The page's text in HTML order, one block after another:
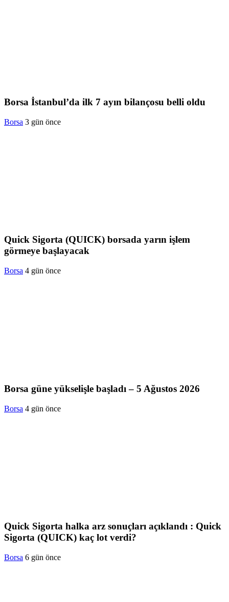
Borsa İstanbul’da ilk 7 ayın bilançosu belli oldu
Borsa 3 gün önce
Quick Sigorta (QUICK) borsada yarın işlem
görmeye başlayacak
Borsa 4 gün önce
Borsa güne yükselişle başladı – 5 Ağustos 2026
Borsa 4 gün önce
Quick Sigorta halka arz sonuçları açıklandı : Quick
Sigorta (QUICK) kaç lot verdi?
Borsa 6 gün önce